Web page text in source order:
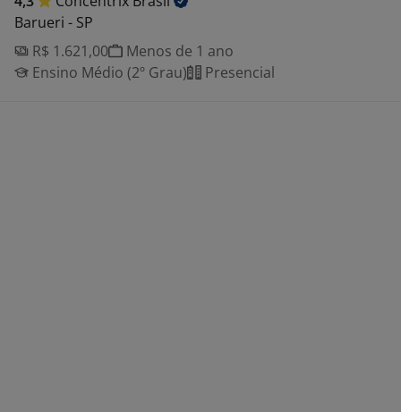
Barueri - SP
R$ 1.621,00
Menos de 1 ano
Ensino Médio (2º Grau)
Presencial